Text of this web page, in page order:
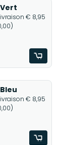
€ 8,95
€ 8,95